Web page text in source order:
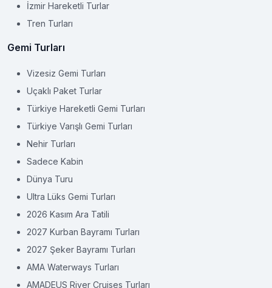
İzmir Hareketli Turlar
Tren Turları
Gemi Turları
Vizesiz Gemi Turları
Uçaklı Paket Turlar
Türkiye Hareketli Gemi Turları
Türkiye Varışlı Gemi Turları
Nehir Turları
Sadece Kabin
Dünya Turu
Ultra Lüks Gemi Turları
2026 Kasım Ara Tatili
2027 Kurban Bayramı Turları
2027 Şeker Bayramı Turları
AMA Waterways Turları
AMADEUS River Cruises Turları